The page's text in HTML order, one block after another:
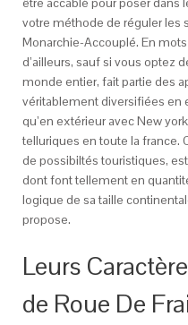
votre méthode de réguler les
Monarchie-Accouplé. En
d’ailleurs, sauf si vous optez
monde entier, fait partie des
véritablement diversifiées en
qu’en extérieur avec New
telluriques en toute la france.
de possibiltés touristiques,
dont font tellement en
logique de sa taille
propose.
Leurs
de Roue De